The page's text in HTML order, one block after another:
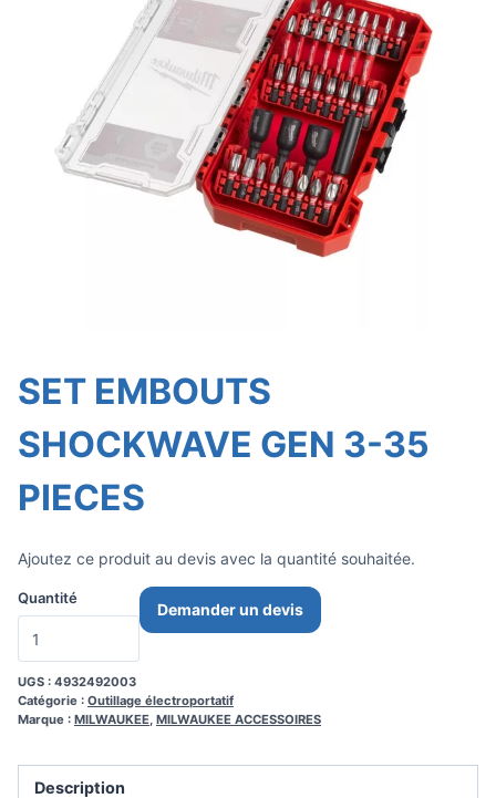
SET EMBOUTS
SHOCKWAVE GEN 3-35
PIECES
Ajoutez ce produit au devis avec la quantité souhaitée.
Quantité
Demander un devis
UGS : 4932492003
Catégorie : Outillage électroportatif
Marque : MILWAUKEE, MILWAUKEE ACCESSOIRES
Description